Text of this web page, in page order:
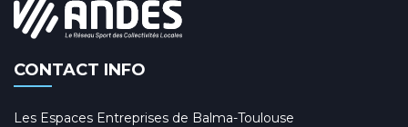
CONTACT INFO
Les Espaces Entreprises de Balma-Toulouse